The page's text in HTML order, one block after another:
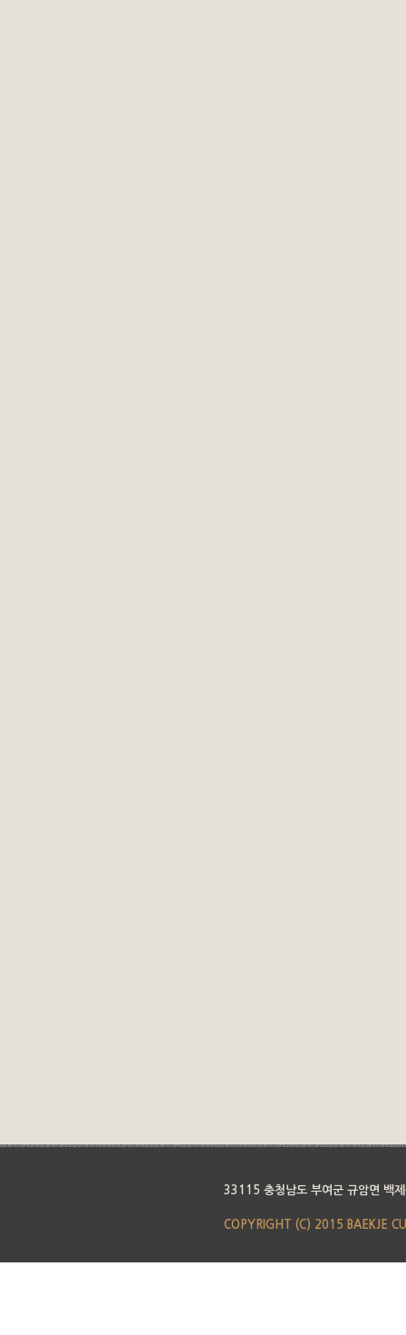
33115 충청남도 부여군 규암면 백
COPYRIGHT (C) 2015 BAEKJE